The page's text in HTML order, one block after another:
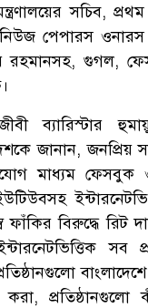
সচিব,
পেপারস ওনারস
রহমানসহ, গুগল,
ব্যারিস্টার
জানান, জনপ্রিয়
মাধ্যম ফেসবুক
ফাঁকির বিরুদ্ধে রিট
সব
করা, প্রতিষ্ঠানগুলো